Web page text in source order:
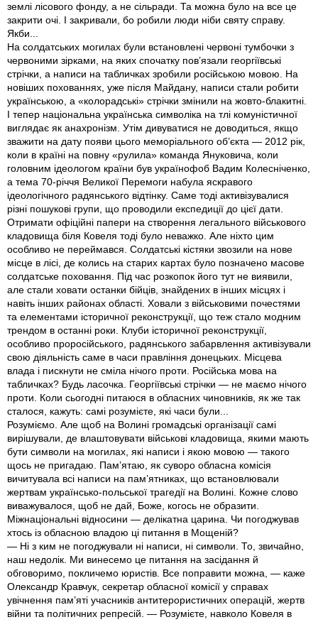
землі лісового фонду, а не сільради. Та можна було на все це
закрити очі. І закривали, бо робили люди ніби святу справу.
Якби...
На солдатських могилах були встановлені червоні тумбочки з
червоними зірками, на яких спочатку пов’язали георгіївські
стрічки, а написи на табличках зробили російською мовою. На
новіших похованнях, уже після Майдану, написи стали робити
українською, а «колорадські» стрічки змінили на жовто-блакитні.
І тепер національна українська символіка на тлі комуністичної
виглядає як анахронізм. Утім дивуватися не доводиться, якщо
зважити на дату появи цього меморіального об’єкта — 2012 рік,
коли в країні на повну «рулила» команда Януковича, коли
головним ідеологом країни був українофоб Вадим Колесніченко,
а тема 70-річчя Великої Перемоги набула яскравого
ідеологічного радянського відтінку. Саме тоді активізувалися
різні пошукові групи, що проводили експедиції до цієї дати.
Отримати офіційні папери на створення легального військового
кладовища біля Ковеля тоді було неважко. Але ніхто цим
особливо не переймався. Солдатські кістяки звозили на нове
місце в лісі, де колись на старих картах було позначено масове
солдатське поховання. Під час розкопок його тут не виявили,
але стали ховати останки бійців, знайдених в інших місцях і
навіть інших районах області. Ховали з військовими почестями
та елементами історичної реконструкції, що теж стало модним
трендом в останні роки. Клуби історичної реконструкції,
особливо проросійського, радянського забарвлення активізували
свою діяльність саме в часи правління донецьких. Місцева
влада і пискнути не сміла нічого проти. Російська мова на
табличках? Будь ласочка. Георгіївські стрічки — не маємо нічого
проти. Коли сьогодні питаюся в обласних чиновників, як же так
сталося, кажуть: самі розумієте, які часи були...
Розуміємо. Але щоб на Волині громадські організації самі
вирішували, де влаштовувати військові кладовища, якими мають
бути символи на могилах, які написи і якою мовою — такого
щось не пригадаю. Пам’ятаю, як суворо обласна комісія
вичитувала всі написи на пам’ятниках, що встановлювали
жертвам українсько-польської трагедії на Волині. Кожне слово
виважувалося, щоб не дай, Боже, когось не образити.
Міжнаціональні відносини — делікатна царина. Чи погоджував
хтось із обласною владою ці питання в Мощеній?
— Ні з ким не погоджували ні написи, ні символи. То, звичайно,
наш недолік. Ми винесемо це питання на засідання й
обговоримо, покличемо юристів. Все поправити можна, — каже
Олександр Кравчук, секретар обласної комісії у справах
увічнення пам’яті учасників антитерористичних операцій, жертв
війни та політичних репресій. — Розумієте, навколо Ковеля в